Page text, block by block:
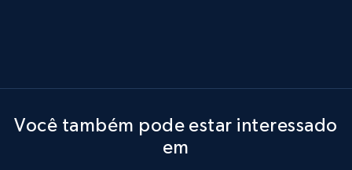
Você também pode estar interessado
em